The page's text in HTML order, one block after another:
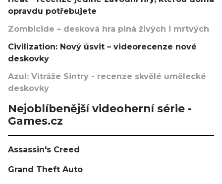
opravdu potřebujete
Zombicide – desková hra plná živých i mrtvých
Civilization: Nový úsvit – videorecenze nové
deskovky
Azul: Vitráže Sintry - recenze skvělé umělecké
deskovky
Nejoblíbenější videoherní série -
Games.cz
Assassin's Creed
Grand Theft Auto